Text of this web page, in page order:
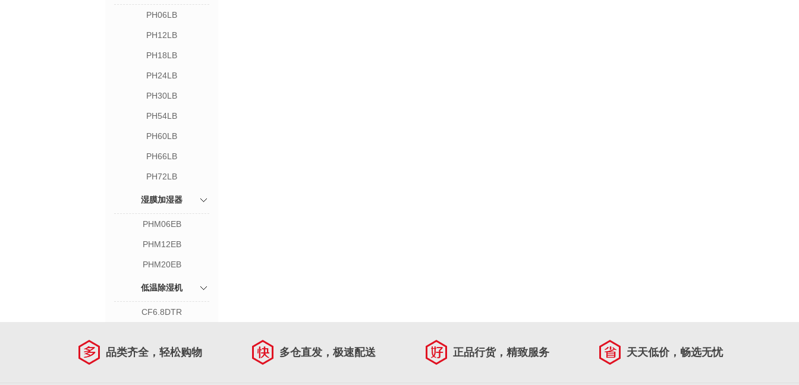
PH06LB
PH12LB
PH18LB
PH24LB
PH30LB
PH54LB
PH60LB
PH66LB
PH72LB
湿膜加湿器
PHM06EB
PHM12EB
PHM20EB
低温除湿机
CF6.8DTR
品类齐全，轻松购物 多仓直发，极速配送 正品行货，精致服务 天天低价，畅选无忧